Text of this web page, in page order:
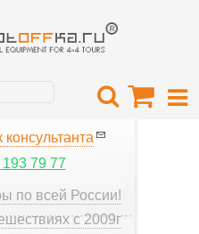
консультанта
79 77
по всей России!
с 2009г